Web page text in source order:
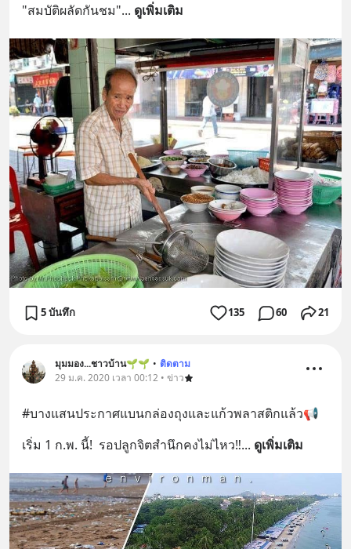
"สมบัติผลัดกันชม"... ดูเพิ่มเติม
5 บันทึก 135 60 21
มุมมอง...ชาวบ้าน🌱🌱 • ติดตาม
29 ม.ค. 2020 เวลา 00:12 • ข่าว
#บางแสนประกาศแบนกล่องถุงและแก้วพลาสติกแล้ว📢
เริ่ม 1 ก.พ. นี้!  รอปลูกจิตสำนึกคงไม่ไหว‼️... ดูเพิ่มเติม